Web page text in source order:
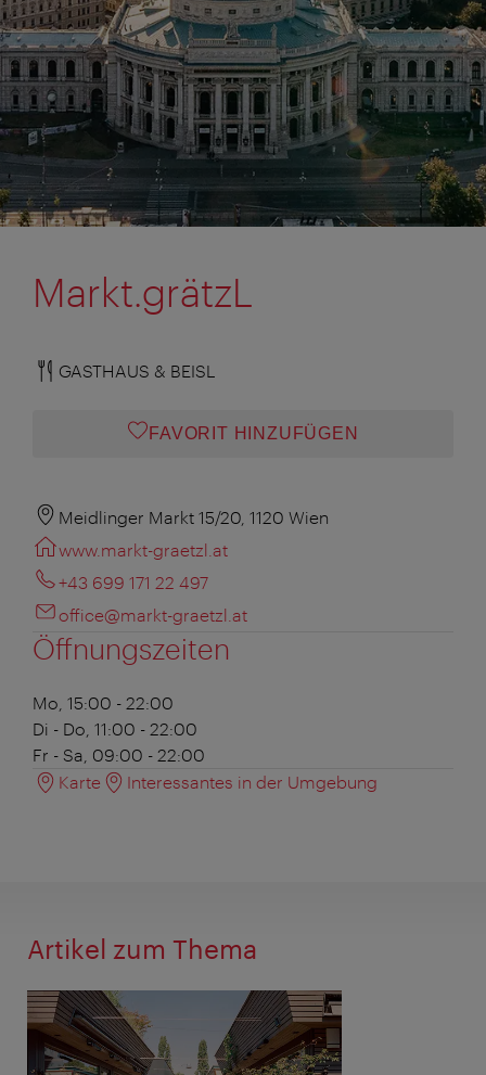
Markt.grätzL
GASTHAUS & BEISL
FAVORIT HINZUFÜGEN
Meidlinger Markt 15/20, 1120 Wien
www.markt-graetzl.at
+43 699 171 22 497
office@markt-graetzl.at
Öffnungszeiten
Mo, 15:00 - 22:00
Di - Do, 11:00 - 22:00
Fr - Sa, 09:00 - 22:00
Karte
Interessantes in der Umgebung
Artikel zum Thema